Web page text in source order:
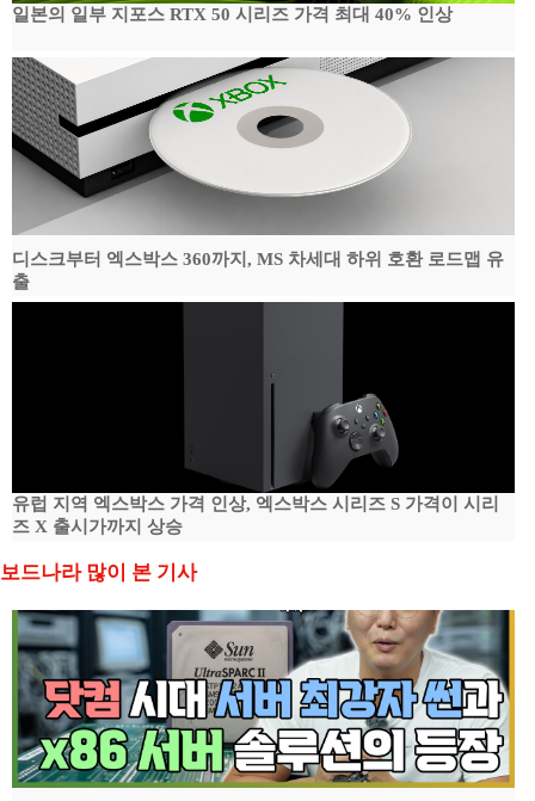
일본의 일부 지포스 RTX 50 시리즈 가격 최대 40% 인상
디스크부터 엑스박스 360까지, MS 차세대 하위 호환 로드맵 유
출
유럽 지역 엑스박스 가격 인상, 엑스박스 시리즈 S 가격이 시리
즈 X 출시가까지 상승
보드나라 많이 본 기사